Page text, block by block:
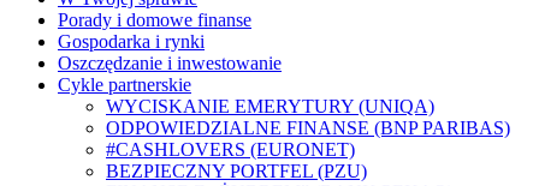
Porady i domowe finanse
Gospodarka i rynki
Oszczędzanie i inwestowanie
Cykle partnerskie
WYCISKANIE EMERYTURY (UNIQA)
ODPOWIEDZIALNE FINANSE (BNP PARIBAS)
#CASHLOVERS (EURONET)
BEZPIECZNY PORTFEL (PZU)